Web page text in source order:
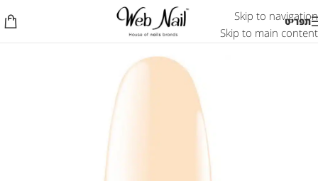
Skip to navigation
Skip to main content
תפריט
אזל המלאי